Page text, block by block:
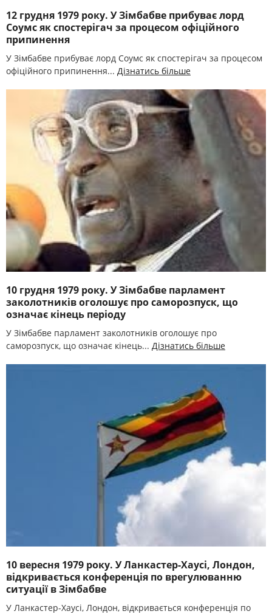
12 грудня 1979 року. У Зімбабве прибуває лорд
Соумс як спостерігач за процесом офіційного
припинення
У Зімбабве прибуває лорд Соумс як спостерігач за процесом
офіційного припинення... Дізнатись більше
10 грудня 1979 року. У Зімбабве парламент
заколотників оголошує про саморозпуск, що
означає кінець періоду
У Зімбабве парламент заколотників оголошує про
саморозпуск, що означає кінець... Дізнатись більше
10 вересня 1979 року. У Ланкастер-Хаусі, Лондон,
відкривається конференція по врегулюванню
ситуації в Зімбабве
У Ланкастер-Хаусі, Лондон, відкривається конференція по